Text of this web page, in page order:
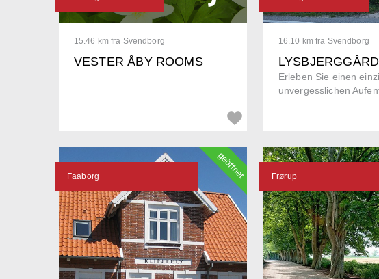
15.46 km fra Svendborg
VESTER ÅBY ROOMS
16.10 km fra Svendborg
LYSBJERGGÅRD
Erleben Sie einen
unvergesslichen
Faaborg geöffnet Frørup